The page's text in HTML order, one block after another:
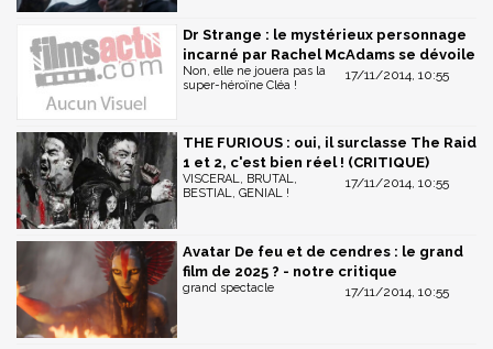
Dr Strange : le mystérieux personnage
incarné par Rachel McAdams se dévoile
17/11/2014, 10:55
Non, elle ne jouera pas la
super-héroïne Cléa !
THE FURIOUS : oui, il surclasse The Raid
1 et 2, c'est bien réel ! (CRITIQUE)
17/11/2014, 10:55
VISCERAL, BRUTAL,
BESTIAL, GENIAL !
Avatar De feu et de cendres : le grand
film de 2025 ? - notre critique
17/11/2014, 10:55
grand spectacle